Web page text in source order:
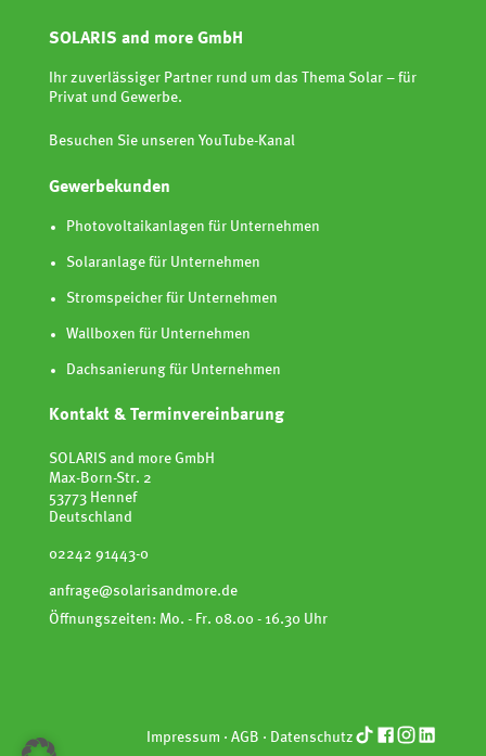
SOLARIS and more GmbH
Ihr zuverlässiger Partner rund um das Thema Solar – für
Privat und Gewerbe.
Besuchen Sie unseren YouTube-Kanal
Gewerbekunden
Photovoltaikanlagen für Unternehmen
Solaranlage für Unternehmen
Stromspeicher für Unternehmen
Wallboxen für Unternehmen
Dachsanierung für Unternehmen
Kontakt & Terminvereinbarung
SOLARIS and more GmbH
Max-Born-Str. 2
53773 Hennef
Deutschland
02242 91443-0
anfrage@solarisandmore.de
Öffnungszeiten: Mo. - Fr. 08.00 - 16.30 Uhr
Impressum · AGB · Datenschutz